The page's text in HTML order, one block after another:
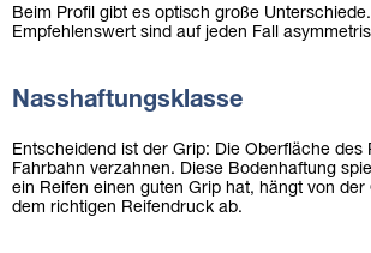
Beim Profil gibt es optisch große
Empfehlenswert sind auf jeden Fall
Nasshaftungsklasse
Entscheidend ist der Grip: Die Oberfläche
Fahrbahn verzahnen. Diese Bodenhaftung
ein Reifen einen guten Grip hat, hängt von
dem richtigen Reifendruck ab.